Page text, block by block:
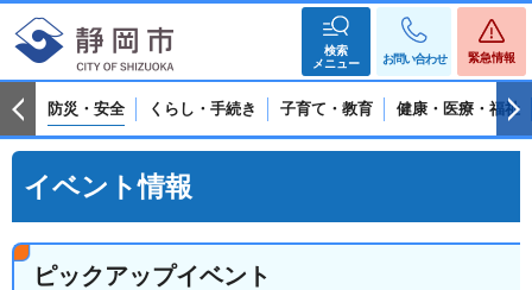
検索
メニュー
お問い合わせ 緊急情報
防災・安全 くらし・手続き 子育て・教育 健康・医療・福祉
イベント情報
ピックアップイベント